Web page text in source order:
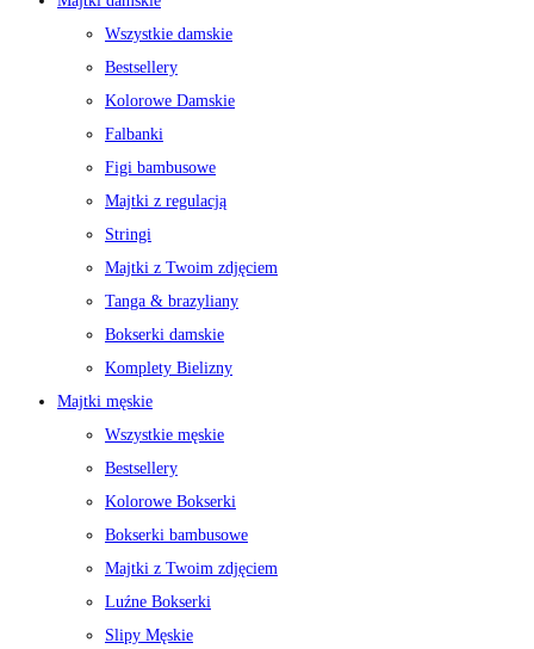
Wszystkie damskie
Bestsellery
Kolorowe Damskie
Falbanki
Figi bambusowe
Majtki z regulacją
Stringi
Majtki z Twoim zdjęciem
Tanga & brazyliany
Bokserki damskie
Komplety Bielizny
Majtki męskie
Wszystkie męskie
Bestsellery
Kolorowe Bokserki
Bokserki bambusowe
Majtki z Twoim zdjęciem
Luźne Bokserki
Slipy Męskie